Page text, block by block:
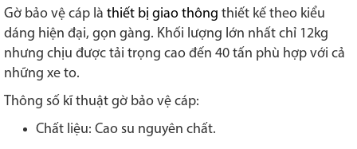
Gờ bảo vệ cáp là thiết bị giao thông thiết kế theo kiểu
dáng hiện đại, gọn gàng. Khối lượng lớn nhất chỉ 12kg
nhưng chịu được tải trọng cao đến 40 tấn phù hợp với cả
những xe to.
Thông số kĩ thuật gờ bảo vệ cáp:
Chất liệu: Cao su nguyên chất.